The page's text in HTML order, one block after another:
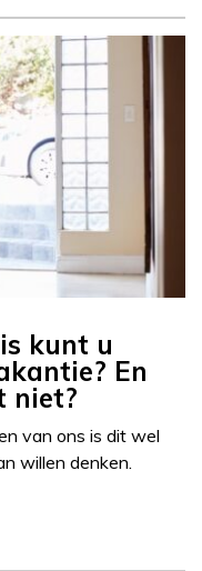
kunt u
En
niet?
van ons is dit wel
willen denken.